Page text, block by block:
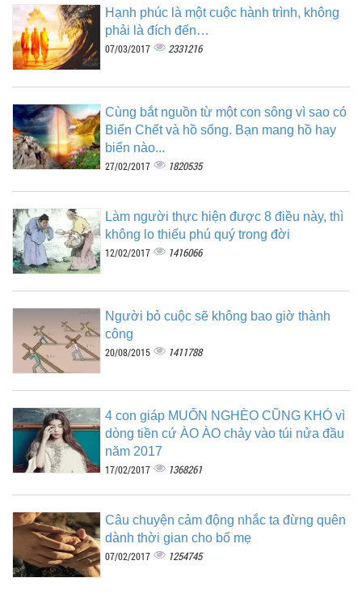
Hạnh phúc là một cuộc hành trình, không
phải là đích đến…
07/03/2017 2331216
Cùng bắt nguồn từ một con sông vì sao có
Biển Chết và hồ sống. Bạn mang hồ hay
biển nào...
27/02/2017 1820535
Làm người thực hiện được 8 điều này, thì
không lo thiếu phú quý trong đời
12/02/2017 1416066
Người bỏ cuộc sẽ không bao giờ thành
công
20/08/2015 1411788
4 con giáp MUỐN NGHÈO CŨNG KHÓ vì
dòng tiền cứ ÀO ÀO chảy vào túi nửa đầu
năm 2017
17/02/2017 1368261
Câu chuyện cảm động nhắc ta đừng quên
dành thời gian cho bố mẹ
07/02/2017 1254745